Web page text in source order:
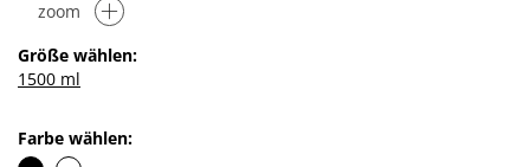
zoom
Größe wählen:
1500 ml
Farbe wählen: